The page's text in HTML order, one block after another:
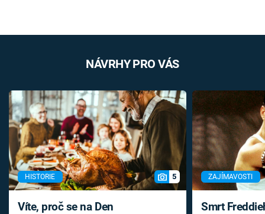
NÁVRHY PRO VÁS
HISTORIE 5
Víte, proč se na Den
ZAJÍMAVOSTI
Smrt